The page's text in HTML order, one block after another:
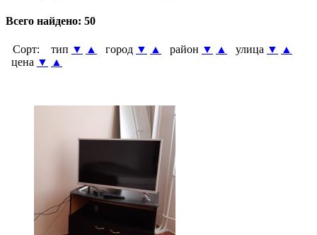
Всего найдено: 50
Сорт: тип ▼ ▲ город ▼ ▲ район ▼ ▲ улица ▼
▲
цена ▼ ▲